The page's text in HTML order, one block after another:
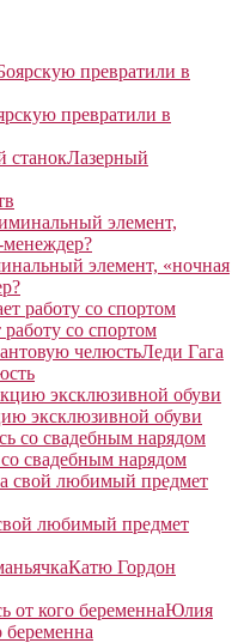
превратили в
Лазерный
элемент, «ночная
со спортом
Леди Гага
эксклюзивной обуви
свадебным нарядом
любимый предмет
Катю Гордон
Юлия
беременна